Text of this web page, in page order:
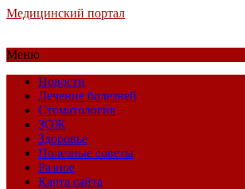
Медицинский портал
Меню
Новости
Лечение болезней
Стоматология
ЗОЖ
Здоровье
Полезные советы
Разное
Карта сайта